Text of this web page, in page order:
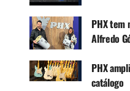
A empresa está
projeto, mas fontes
para um instrumento
design ainda não foram
Música & Mercado
PHX tem
Alfredo
PHX
catálogo